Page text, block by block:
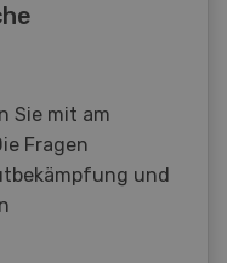
Sie mit am
Fragen
und